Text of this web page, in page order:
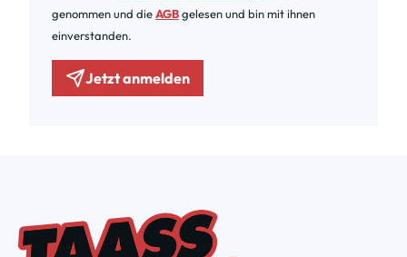
genommen und dieAGBgelesen und bin mit ihnen
einverstanden.
Jetzt anmelden